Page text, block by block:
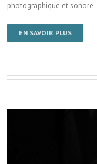
photographique et sonore
EN SAVOIR PLUS